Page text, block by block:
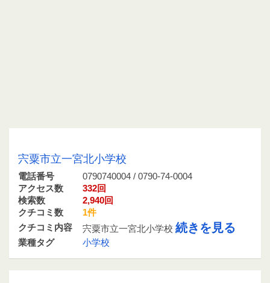
宍粟市立一宮北小学校
電話番号
0790740004 / 0790-74-0004
アクセス数
332回
検索数
2,940回
クチコミ数
1件
クチコミ内容
宍粟市立一宮北小学校 続きを見る
業種タグ 小学校